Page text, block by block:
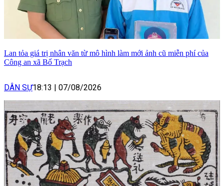
Lan tỏa giá trị nhân văn từ mô hình làm mới ảnh cũ miễn phí của
Công an xã Bố Trạch
DÂN SỰ18:13 07/08/2026